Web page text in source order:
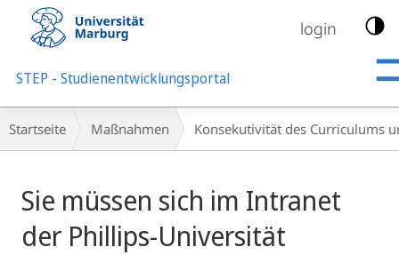
Mobile-
Navigation
login
STEP - Studienentwicklungsportal
Breadcrumb-
Navigation
Startseite Maßnahmen Konsekutivität des Curriculums
Sie müssen sich im Intranet
der Phillips-Universität